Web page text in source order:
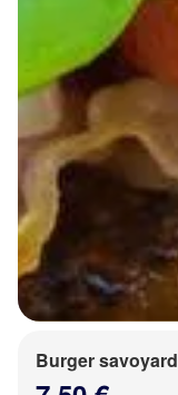
Burger savoyard